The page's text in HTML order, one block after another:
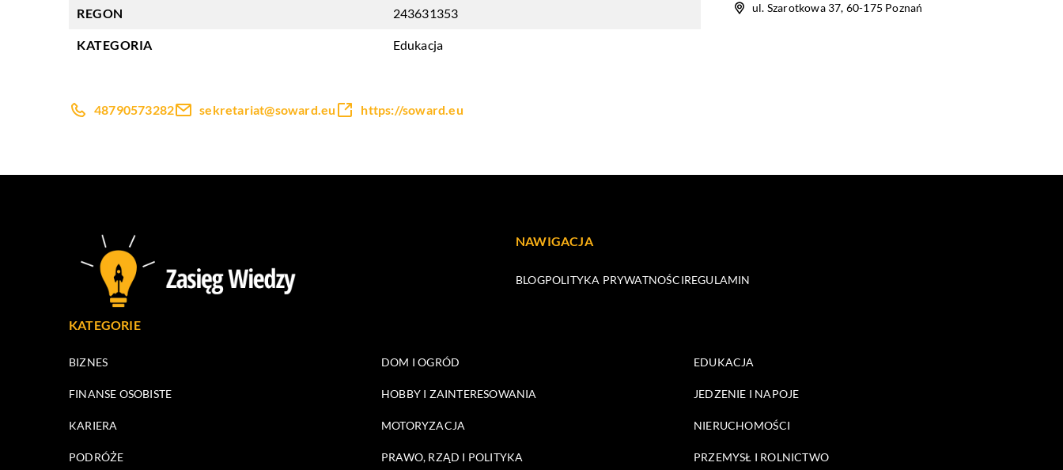
REGON 243631353
KATEGORIA Edukacja
ul. Szarotkowa 37, 60-175 Poznań
48790573282 sekretariat@soward.eu https://soward.eu
NAWIGACJA
BLOGPOLITYKA PRYWATNOŚCIREGULAMIN
KATEGORIE
BIZNES DOM I OGRÓD EDUKACJA
FINANSE OSOBISTE HOBBY I ZAINTERESOWANIA JEDZENIE I NAPOJE
KARIERA MOTORYZACJA NIERUCHOMOŚCI
PODRÓŻE PRAWO, RZĄD I POLITYKA PRZEMYSŁ I ROLNICTWO